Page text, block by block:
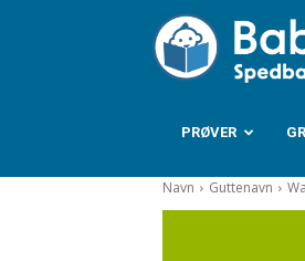
PRØVER
Navn Guttenavn